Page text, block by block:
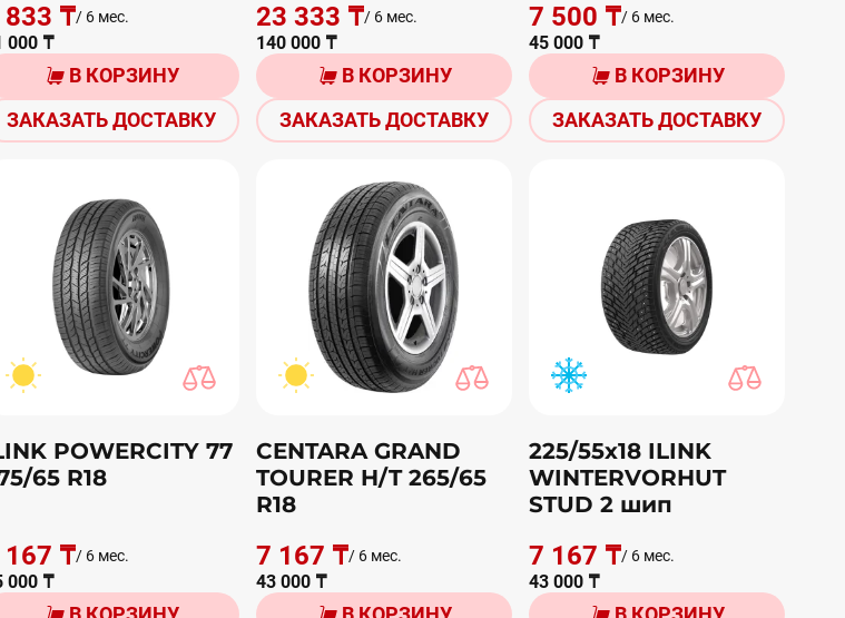
833 ₸/ 6 мес.
000 ₸
В КОРЗИНУ
ЗАКАЗАТЬ ДОСТАВКУ
23 333 ₸/ 6 мес.
140 000 ₸
В КОРЗИНУ
ЗАКАЗАТЬ ДОСТАВКУ
7 500 ₸/ 6 мес.
45 000 ₸
В КОРЗИНУ
ЗАКАЗАТЬ ДОСТАВКУ
POWERCITY 77
65 R18
167 ₸/ 6 мес.
000 ₸
CENTARA GRAND
TOURER H/T 265/65
R18
7 167 ₸/ 6 мес.
43 000 ₸
225/55х18 ILINK
WINTERVORHUT
STUD 2 шип
7 167 ₸/ 6 мес.
43 000 ₸